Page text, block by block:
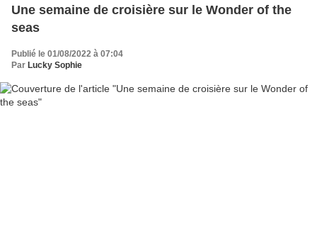
Une semaine de croisière sur le Wonder of the
seas
Publié le 01/08/2022 à 07:04
Par Lucky Sophie